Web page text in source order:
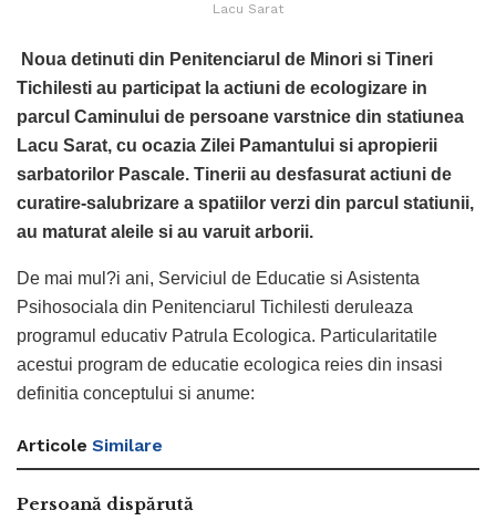
Lacu Sarat
Noua detinuti din Penitenciarul de Minori si Tineri
Tichilesti au participat la actiuni de ecologizare in
parcul Caminului de persoane varstnice din statiunea
Lacu Sarat, cu ocazia Zilei Pamantului si apropierii
sarbatorilor Pascale. Tinerii au desfasurat actiuni de
curatire-salubrizare a spatiilor verzi din parcul statiunii,
au maturat aleile si au varuit arborii.
De mai mul?i ani, Serviciul de Educatie si Asistenta
Psihosociala din Penitenciarul Tichilesti deruleaza
programul educativ Patrula Ecologica. Particularitatile
acestui program de educatie ecologica reies din insasi
definitia conceptului si anume:
Articole Similare
Persoană dispărută